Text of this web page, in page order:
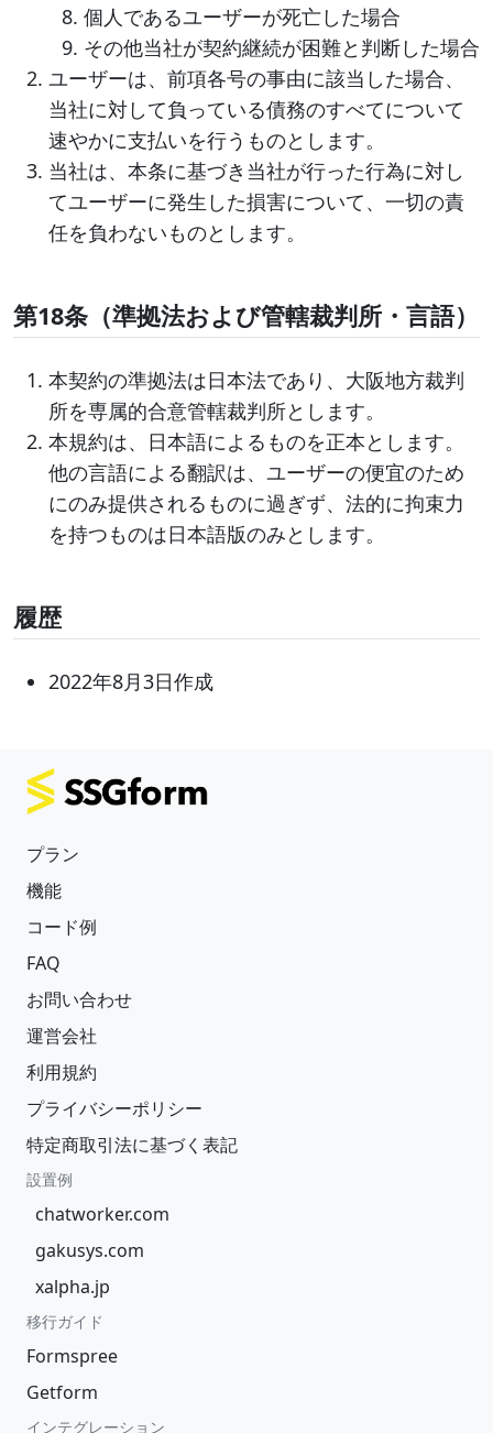
個人であるユーザーが死亡した場合
その他当社が契約継続が困難と判断した場合
ユーザーは、前項各号の事由に該当した場合、
当社に対して負っている債務のすべてについて
速やかに支払いを行うものとします。
当社は、本条に基づき当社が行った行為に対し
てユーザーに発生した損害について、一切の責
任を負わないものとします。
第18条（準拠法および管轄裁判所・言語）
本契約の準拠法は日本法であり、大阪地方裁判
所を専属的合意管轄裁判所とします。
本規約は、日本語によるものを正本とします。
他の言語による翻訳は、ユーザーの便宜のため
にのみ提供されるものに過ぎず、法的に拘束力
を持つものは日本語版のみとします。
履歴
2022年8月3日作成
プラン
機能
コード例
FAQ
お問い合わせ
運営会社
利用規約
プライバシーポリシー
特定商取引法に基づく表記
設置例
chatworker.com
gakusys.com
xalpha.jp
移行ガイド
Formspree
Getform
インテグレーション